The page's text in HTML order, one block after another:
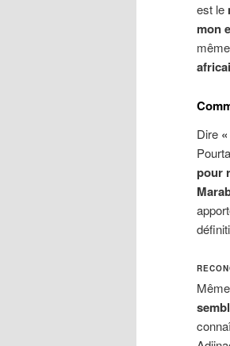
est le
mon
Dire
pour